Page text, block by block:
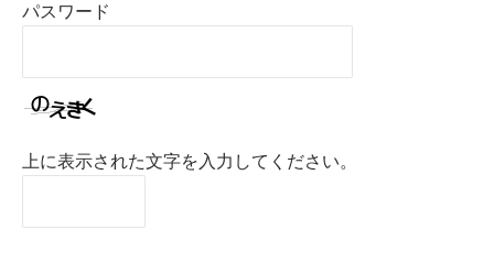
パスワード
上に表示された文字を入力してください。